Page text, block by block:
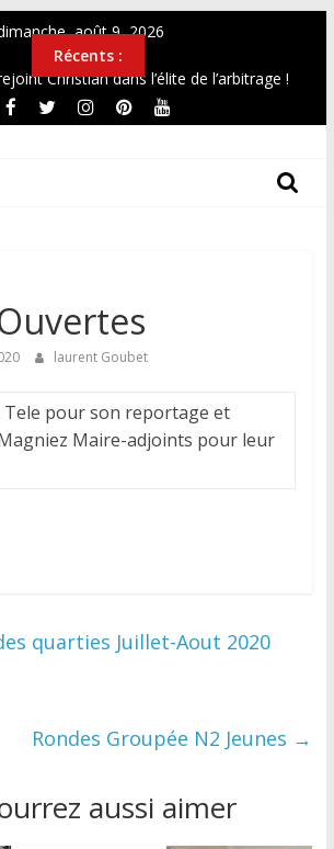
août 9, 2026
Récents :
Christian dans l’élite de l’arbitrage !
2026
laurent Goubet
Tele pour son reportage et
Maire-adjoints pour leur
quarties Juillet-Aout 2020
Rondes Groupée N2 Jeunes →
aussi aimer